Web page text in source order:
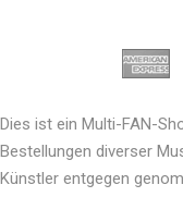
Dies ist ein Multi-FAN-
Bestellungen diverser
Künstler entgegen